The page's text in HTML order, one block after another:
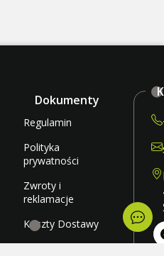
Dokumenty
Regulamin
Polityka
prywatności
Zwroty i
reklamacje
Koszty Dostawy